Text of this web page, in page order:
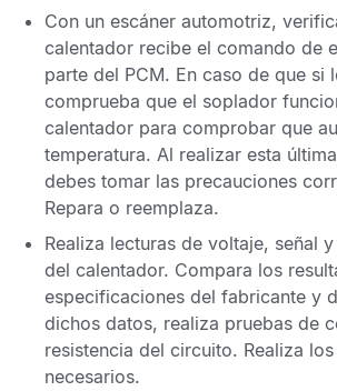
Con un escáner automotriz,
calentador recibe el comando de
parte del PCM. En caso de que si
comprueba que el soplador
calentador para comprobar que
temperatura. Al realizar esta
debes tomar las precauciones
Repara o reemplaza.
Realiza lecturas de voltaje, señal
del calentador. Compara los
especificaciones del fabricante y
dichos datos, realiza pruebas de
resistencia del circuito. Realiza
necesarios.